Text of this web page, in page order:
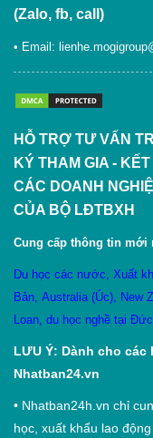
(Zalo, fb, call)
• Email:
HỖ TRỢ TƯ VẤN
KÝ THAM GIA -
CÁC DOANH
CỦA BỘ LĐTBXH
Cung cấp thông tin mới
Du học các nước Xuất
Bản Australia (Úc) New
Loan du học nghề tại Đức
LƯU Ý: Dành cho
Nhatban24.vn
• Nhatban24h.vn chỉ
học, xuất khẩu lao